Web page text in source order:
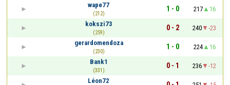
wape77
(212)
1 - 0 217
16
kokszi73
(259)
0 - 2 240
-23
gerardomendoza
(230)
1 - 0 224
16
Bank1
(331)
0 - 1 236
-12
Léon72